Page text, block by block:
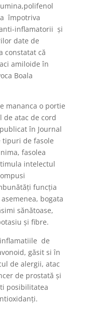
împotriva
inflamatorii şi
date de
constatat că
amiloide în
Boala
mananca o portie
de atac de cord
în Journal
de fasole
fasolea
intelectul
funcţia
bogata
sănătoase,
şi fibre.
de
găsit si în
de alergii, atac
de prostată şi
posibilitatea